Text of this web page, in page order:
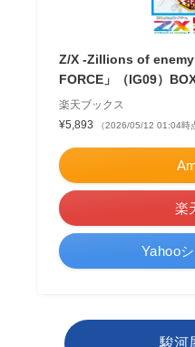
Z/X -Zillions of enemy
FORCE」（IG09）
楽天ブックス
¥5,893
（2026/05/12 01:04時
楽
Yahoo
駿河